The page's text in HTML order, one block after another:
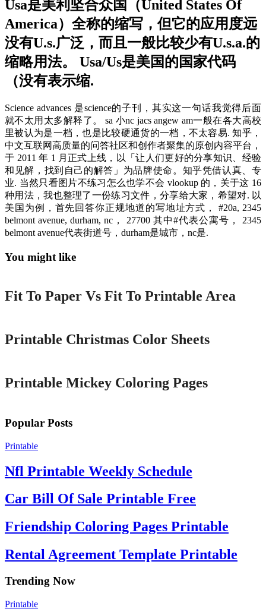
Usa是美利坚合众国（United States Of
America）全称的缩写，但它的应用度远
没有U.s.广泛，而且一般比较少有U.s.a.的
缩略用法。 Usa/Us是美国的国家代码
（没有表示缩.
Science advances 是science的子刊，其实这一句话我觉得后面
就不太用太多解释了。 sa 小nc jacs angew am一般在各大高校
里被认为是一档，也是比较硬通货的一档，不太容易. 知乎，
中文互联网高质量的问答社区和创作者聚集的原创内容平台，
于 2011 年 1 月正式上线，以「让人们更好的分享知识、经验
和见解，找到自己的解答」为品牌使命。知乎凭借认真、专
业. 当然只看图片不练习怎么也学不会 vlookup 的，关于这 16
种用法，我也整理了一份练习文件，分享给大家，希望对. 以
美国为例，首先回答你正规地道的写地址方式， #20a, 2345
belmont avenue, durham, nc， 27700 其中#代表公寓号， 2345
belmont avenue代表街道号，durham是城市，nc是.
You might like
Printable
Fit To Paper Vs Fit To Printable Area
Printable Christmas Color Sheets
Printable Mickey Coloring Pages
Popular Posts
Printable
Nfl Printable Weekly Schedule
Car Bill Of Sale Printable Free
Friendship Coloring Pages Printable
Rental Agreement Template Printable
Trending Now
Printable